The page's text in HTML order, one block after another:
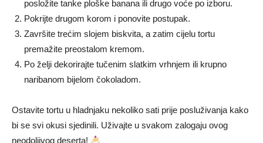
posložite tanke ploške banana ili drugo voće po izboru.
Pokrijte drugom korom i ponovite postupak.
Završite trećim slojem biskvita, a zatim cijelu tortu
premažite preostalom kremom.
Po želji dekorirajte tučenim slatkim vrhnjem ili krupno
naribanom bijelom čokoladom.
Ostavite tortu u hladnjaku nekoliko sati prije posluživanja kako
bi se svi okusi sjedinili. Uživajte u svakom zalogaju ovog
neodoljivog deserta!